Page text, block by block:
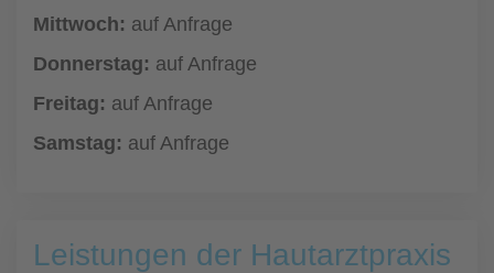
Mittwoch: auf Anfrage
Donnerstag: auf Anfrage
Freitag: auf Anfrage
Samstag: auf Anfrage
Leistungen der Hautarztpraxis